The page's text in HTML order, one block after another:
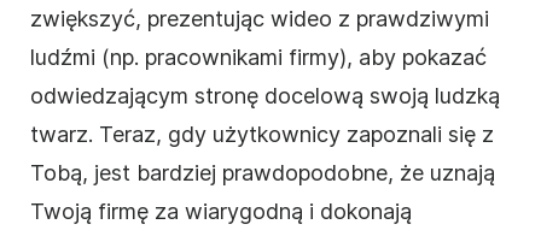
zwiększyć, prezentując wideo z prawdziwymi
ludźmi (np. pracownikami firmy), aby pokazać
odwiedzającym stronę docelową swoją ludzką
twarz. Teraz, gdy użytkownicy zapoznali się z
Tobą, jest bardziej prawdopodobne, że uznają
Twoją firmę za wiarygodną i dokonają